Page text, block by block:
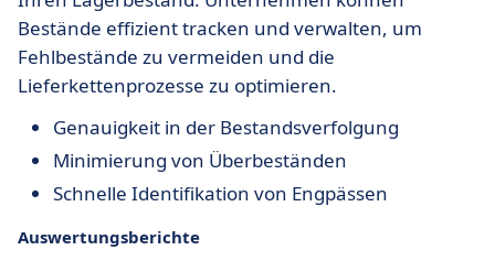
Bestände effizient tracken und verwalten, um
Fehlbestände zu vermeiden und die
Lieferkettenprozesse zu optimieren.
Genauigkeit in der Bestandsverfolgung
Minimierung von Überbeständen
Schnelle Identifikation von Engpässen
Auswertungsberichte